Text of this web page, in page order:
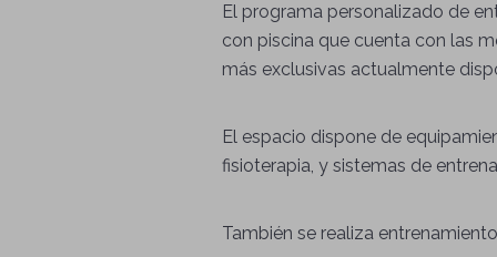
El programa personalizado de
con piscina que cuenta con las
más exclusivas actualmente
El espacio dispone de
fisioterapia, y sistemas de
También se realiza